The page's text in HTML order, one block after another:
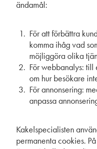
ändamål:
För att förbättra
komma ihåg vad
möjliggöra olika
För webbanalys:
om hur besökare
För annonsering:
anpassa
Kakelspecialisten
permanenta cookies.